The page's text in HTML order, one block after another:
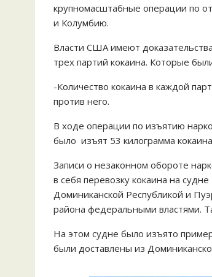
крупномасштабные операции по
и Колумбию.
Власти США имеют
трех партий кокаина. Которые
-Количество кокаина в каждой
против него.
В ходе операции по изъятию
было изъят 53 килограмма
Записи о незаконном обороте
в себя перевозку кокаина на
Доминиканской Республикой и
района федеральными властями.
На этом судне было изъято
были доставлены из